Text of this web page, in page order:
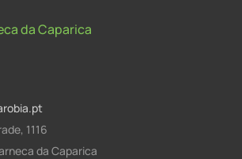
da Caparica
1116
da Caparica